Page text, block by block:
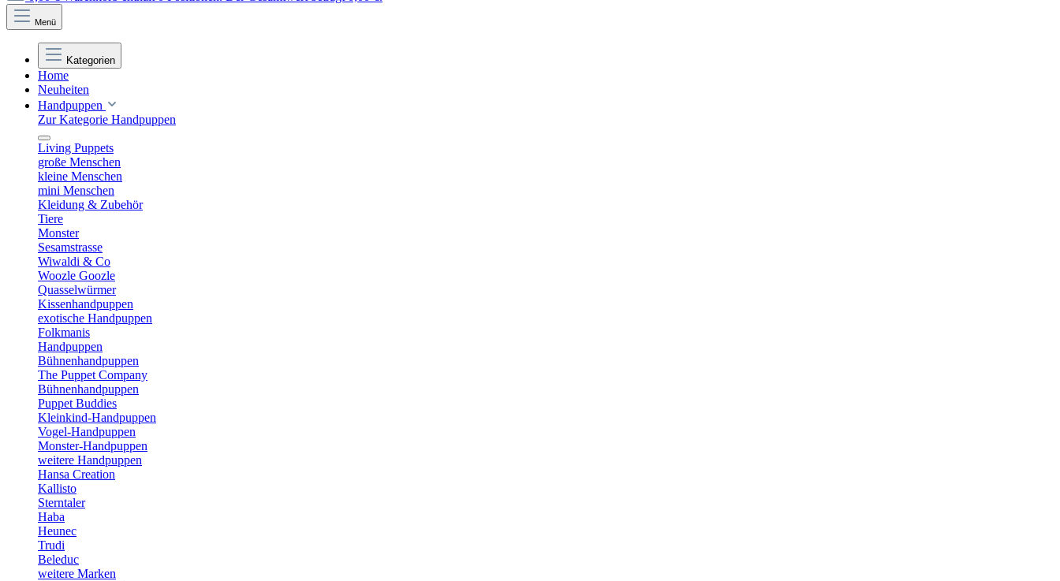
Menü
Kategorien
Home
Neuheiten
Handpuppen
Zur Kategorie Handpuppen
Living Puppets
große Menschen
kleine Menschen
mini Menschen
Kleidung & Zubehör
Tiere
Monster
Sesamstrasse
Wiwaldi & Co
Woozle Goozle
Quasselwürmer
Kissenhandpuppen
exotische Handpuppen
Folkmanis
Handpuppen
Bühnenhandpuppen
The Puppet Company
Bühnenhandpuppen
Puppet Buddies
Kleinkind-Handpuppen
Vogel-Handpuppen
Monster-Handpuppen
weitere Handpuppen
Hansa Creation
Kallisto
Sterntaler
Haba
Heunec
Trudi
Beleduc
weitere Marken